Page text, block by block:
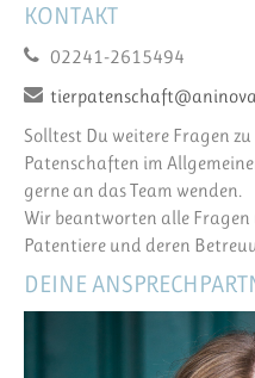
KONTAKT
02241-2615494
Solltest Du weitere Fragen
Patenschaften im
gerne an das Team wenden.
Wir beantworten alle
Patentiere und deren
DEINE